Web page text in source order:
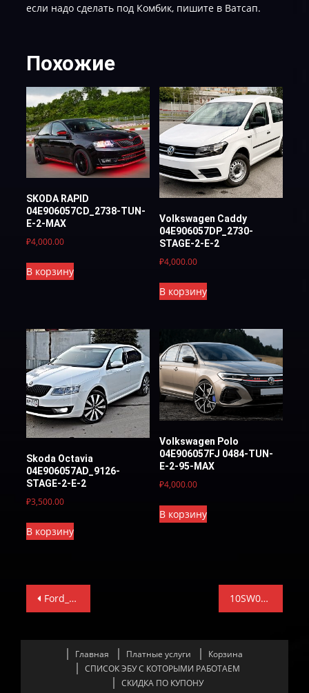
если надо сделать под Комбик, пишите в Ватсап.
Похожие
SKODA RAPID
04E906057CD_2738-TUN-
E-2-MAX
₽4,000.00
В корзину
Volkswagen Caddy
04E906057DP_2730-
STAGE-2-E-2
₽4,000.00
В корзину
Skoda Octavia
04E906057AD_9126-
STAGE-2-E-2
₽3,500.00
В корзину
Volkswagen Polo
04E906057FJ 0484-TUN-
E-2-95-МАХ
₽4,000.00
В корзину
Навигация
записям
Ford_Transit_6_2.2_D_GK4A-14C204-AAG_(Stage1)_EGR_DPF_SCR(AdBlue)_OFF 10SW060786_TUN-E-2
Главная Платные услуги
Корзина
СПИСОК ЭБУ С КОТОРЫМИ РАБОТАЕМ
СКИДКА ПО КУПОНУ